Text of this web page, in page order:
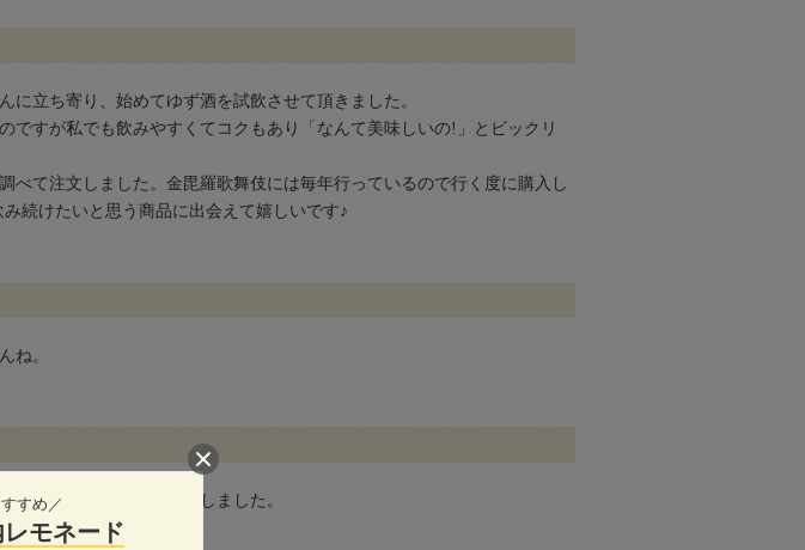
に立ち寄り、始めてゆず酒を試飲させて頂きました。
ですが私でも飲みやすくてコクもあり「なんて美味しいの!」とビックリ
べて注文しました。金毘羅歌舞伎には毎年行っているので行く度に購入し
続けたいと思う商品に出会えて嬉しいです♪
ね。
へお勧めのため一本進呈しました。
すめ／
モネード